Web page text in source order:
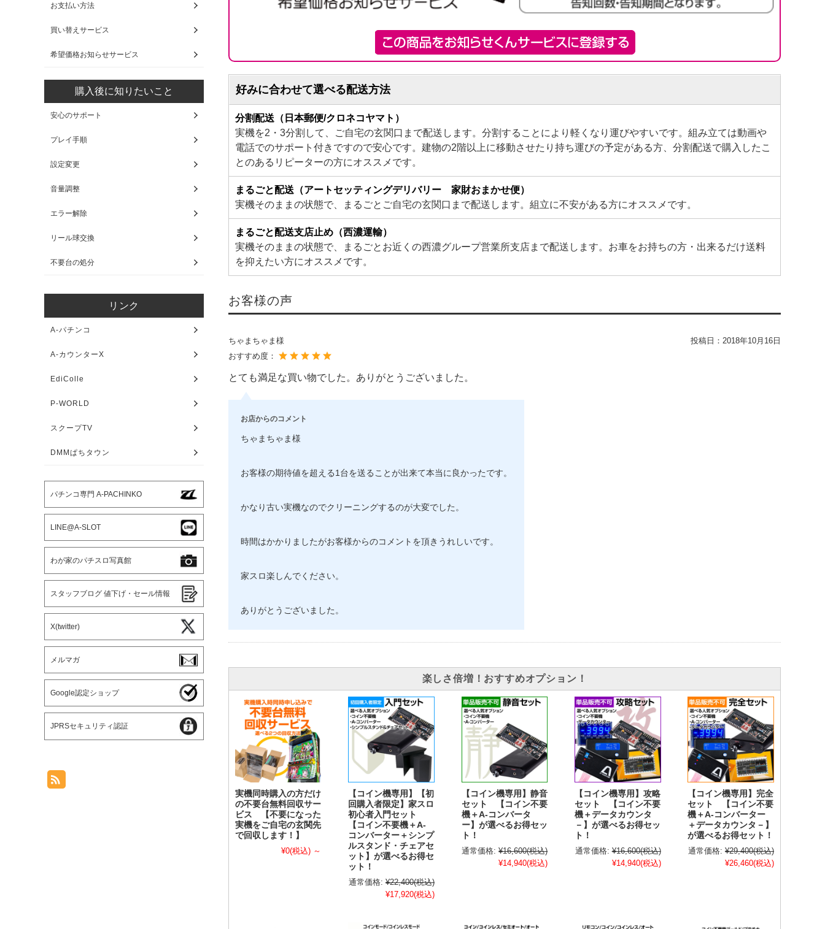
好みに合わせて選べる配送方法
分割配送（日本郵便/クロネコヤマト）
実機を2・3分割して、ご自宅の玄関口まで配送します。分割することにより軽くなり運びやすいです。組み立ては動画や
電話でのサポート付きですので安心です。建物の2階以上に移動させたり持ち運びの予定がある方、分割配送で購入したこ
とのあるリピーターの方にオススメです。
まるごと配送（アートセッティングデリバリー 家財おまかせ便）
実機そのままの状態で、まるごとご自宅の玄関口まで配送します。組立に不安がある方にオススメです。
まるごと配送支店止め（西濃運輸）
実機そのままの状態で、まるごとお近くの西濃グループ営業所支店まで配送します。お車をお持ちの方・出来るだけ送料
を抑えたい方にオススメです。
お客様の声
ちゃまちゃま様 投稿日： 2018年10月16日
おすすめ度：
とても満足な買い物でした。ありがとうございました。
お店からのコメント
ちゃまちゃま様
お客様の期待値を超える1台を送ることが出来て本当に良かったです。
かなり古い実機なのでクリーニングするのが大変でした。
時間はかかりましたがお客様からのコメントを頂きうれしいです。
家スロ楽しんでください。
ありがとうございました。
楽しさ倍増！おすすめオプション！
実機同時購入の方だけ
の不要台無料回収サー
ビス 【不要になった
実機をご自宅の玄関先
で回収します！】
¥0(税込) ～
【コイン機専用】【初
回購入者限定】家スロ
初心者入門セット
【コイン不要機＋A-
コンバーター＋シンプ
ルスタンド・チェアセ
ット】が選べるお得セ
ット！
通常価格: ¥22,400(税込)
¥17,920(税込)
【コイン機専用】静音
セット 【コイン不要
機＋A-コンバータ
ー】が選べるお得セッ
ト！
通常価格: ¥16,600(税込)
¥14,940(税込)
【コイン機専用】攻略
セット 【コイン不要
機＋データカウンタ
－】が選べるお得セッ
ト！
通常価格: ¥16,600(税込)
¥14,940(税込)
【コイン機専用】完全
セット 【コイン不要
機＋A-コンバーター
＋データカウンタ－】
が選べるお得セット！
通常価格: ¥29,400(税込)
¥26,460(税込)
お支払い方法
買い替えサービス
希望価格お知らせサービス
購入後に知りたいこと
安心のサポート
プレイ手順
設定変更
音量調整
エラー解除
リール球交換
不要台の処分
リンク
A-パチンコ
A-カウンターX
EdiColle
P-WORLD
スクープTV
DMMぱちタウン
パチンコ専門 A-PACHINKO
LINE@A-SLOT
わが家のパチスロ写真館
スタッフブログ 値下げ・セール情報
X(twitter)
メルマガ
Google認定ショップ
JPRSセキュリティ認証